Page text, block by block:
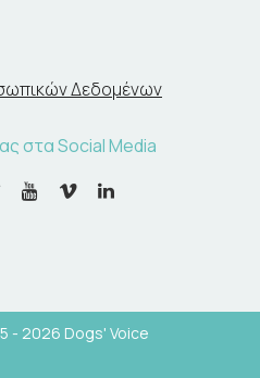
Δεδομένων
στα Social Media
- 2026 Dogs' Voice